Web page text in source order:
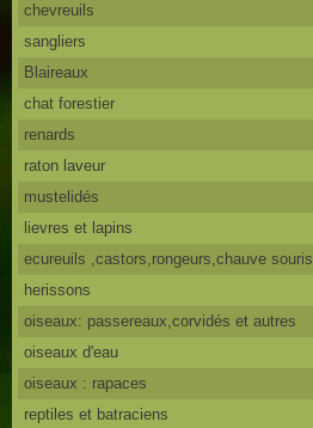
chevreuils
sangliers
Blaireaux
chat forestier
renards
raton laveur
mustelidés
lievres et lapins
ecureuils ,castors,rongeurs,chauve souris
herissons
oiseaux: passereaux,corvidés et autres
oiseaux d'eau
oiseaux : rapaces
reptiles et batraciens